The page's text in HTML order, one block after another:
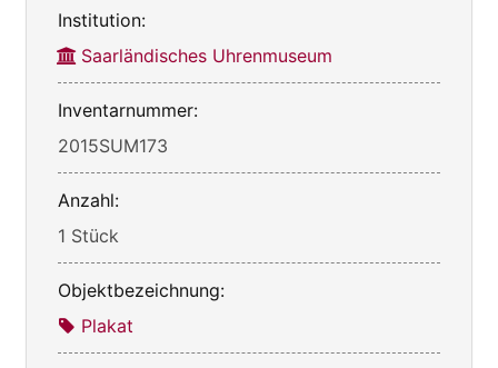
Institution:
Saarländisches Uhrenmuseum
Inventarnummer:
2015SUM173
Anzahl:
1 Stück
Objektbezeichnung:
Plakat